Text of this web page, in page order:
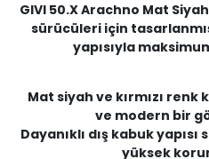
GIVI 50.X Arachno Mat
sürücüleri için
yapısıyla
Mat siyah ve kırmızı
ve modern bir
Dayanıklı dış kabuk
yüksek